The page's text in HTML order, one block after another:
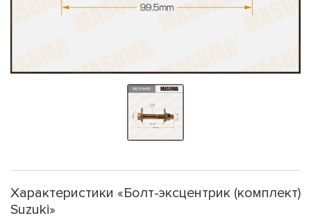
Характеристики «Болт-эксцентрик (комплект)
Suzuki»